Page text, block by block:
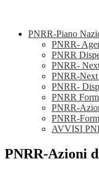
PNRR-Piano
PNRR-
PNRR
PNRR-
PNRR-Next
PNRR-
PNRR
PNRR-
PNRR-
AVVISI
PNRR-Azioni